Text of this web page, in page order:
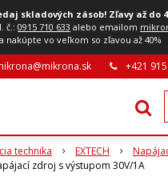
skladových zásob! Zľavy až do
č.:0915 710 633 alebo emailom
a nakúpte vo veľkom so zľavou až 40%
+421
technika EXTECH
zdroj s výstupom 30V/1A